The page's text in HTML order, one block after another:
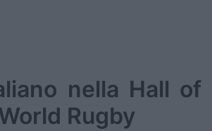
nella Hall of
Rugby